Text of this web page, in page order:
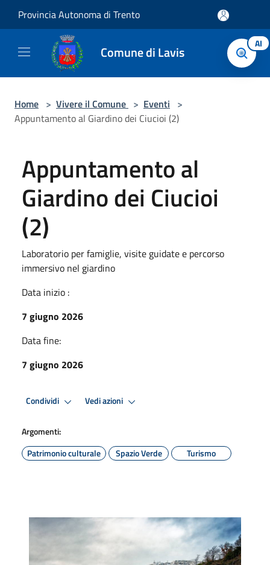
Provincia Autonoma di Trento
Comune di Lavis AI
Home > Vivere il Comune > Eventi >
Appuntamento al Giardino dei Ciucioi (2)
Appuntamento al
Giardino dei Ciucioi
(2)
Laboratorio per famiglie, visite guidate e percorso
immersivo nel giardino
Data inizio :
7 giugno 2026
Data fine:
7 giugno 2026
Condividi Vedi azioni
Argomenti:
Patrimonio culturale
Spazio Verde Turismo